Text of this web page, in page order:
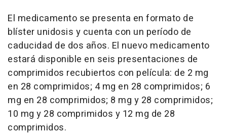
El medicamento se presenta en formato de
blíster unidosis y cuenta con un período de
caducidad de dos años. El nuevo medicamento
estará disponible en seis presentaciones de
comprimidos recubiertos con película: de 2 mg
en 28 comprimidos; 4 mg en 28 comprimidos; 6
mg en 28 comprimidos; 8 mg y 28 comprimidos;
10 mg y 28 comprimidos y 12 mg de 28
comprimidos.